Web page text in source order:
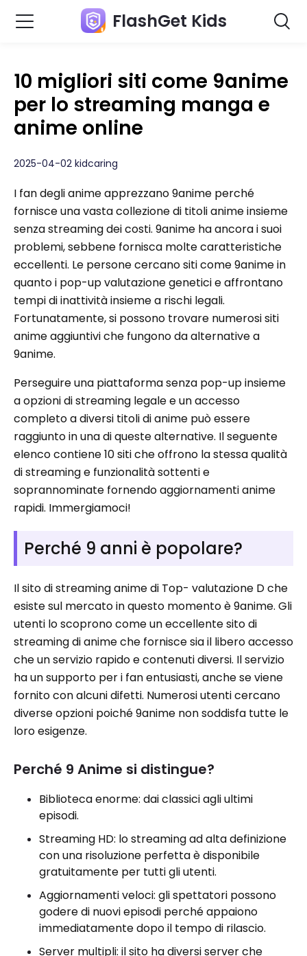
FlashGet Kids
10 migliori siti come 9anime
per lo streaming manga e
anime online
2025-04-02 kidcaring
I fan degli anime apprezzano 9anime perché
fornisce una vasta collezione di titoli anime insieme
senza streaming dei costi. 9anime ha ancora i suoi
problemi, sebbene fornisca molte caratteristiche
eccellenti. Le persone cercano siti come 9anime in
quanto i pop-up valutazione genetici e affrontano
tempi di inattività insieme a rischi legali.
Fortunatamente, si possono trovare numerosi siti
anime aggiuntivi che fungono da alternative a
9anime.
Perseguire una piattaforma senza pop-up insieme
a opzioni di streaming legale e un accesso
completo a diversi titoli di anime può essere
raggiunto in una di queste alternative. Il seguente
elenco contiene 10 siti che offrono la stessa qualità
di streaming e funzionalità sottenti e
soprannominate fornendo aggiornamenti anime
rapidi. Immergiamoci!
Perché 9 anni è popolare?
Il sito di streaming anime di Top- valutazione D che
esiste sul mercato in questo momento è 9anime. Gli
utenti lo scoprono come un eccellente sito di
streaming di anime che fornisce sia il libero accesso
che un servizio rapido e contenuti diversi. Il servizio
ha un supporto per i fan entusiasti, anche se viene
fornito con alcuni difetti. Numerosi utenti cercano
diverse opzioni poiché 9anime non soddisfa tutte le
loro esigenze.
Perché 9 Anime si distingue?
Biblioteca enorme: dai classici agli ultimi
episodi.
Streaming HD: lo streaming ad alta definizione
con una risoluzione perfetta è disponibile
gratuitamente per tutti gli utenti.
Aggiornamenti veloci: gli spettatori possono
godere di nuovi episodi perché appaiono
immediatamente dopo il tempo di rilascio.
Server multipli: il sito ha diversi server che